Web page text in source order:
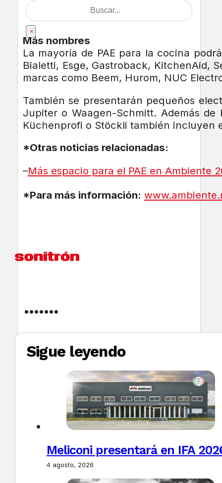
×
Más nombres
La mayoría de PAE para la cocina
Bialetti, Esge, Gastroback, KitchenAid,
marcas como Beem, Hurom, NUC
También se presentarán pequeños
Jupiter o Waagen-Schmitt. Además
Küchenprofi o Stöckli también incluyen
*Otras noticias relacionadas:
–Más espacio para el PAE en Ambiente
*Para más información:
Sigue leyendo
Meliconi presentará en IFA
4 agosto, 2026